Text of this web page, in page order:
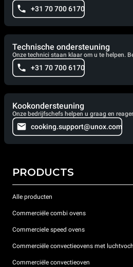
+31 70 700 6170
Technische ondersteuning
Onze technici staan klaar om u te helpen.
+31 70 700 6170
Kookondersteuning
Onze bedrijfschefs helpen u graag en
cooking.support@unox.com
PRODUCTS
Alle producten
Commerciële combi ovens
Commerciele speed ovens
Commerciële convectieovens met
Commerciële convectieoven